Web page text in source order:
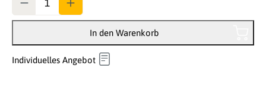
In den Warenkorb
Individuelles Angebot